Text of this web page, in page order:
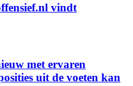
vindt
met ervaren
uit de voeten kan